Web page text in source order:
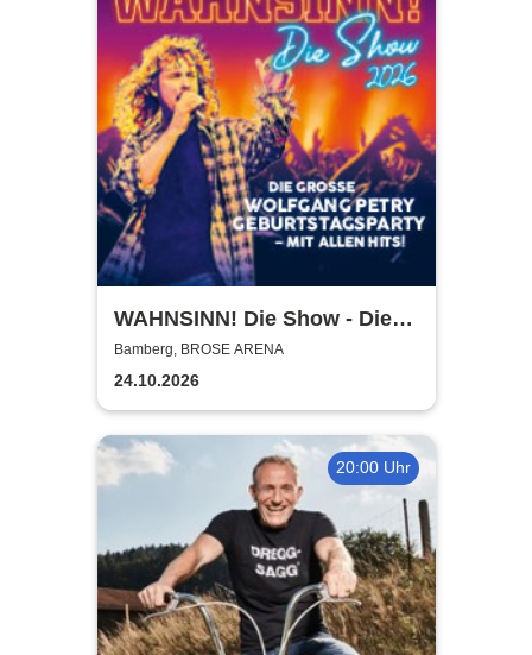
WAHNSINN! Die Show - Die
beste Wolfgang Petry Party
geht weiter - Tour 2026
Bamberg, BROSE ARENA
24.10.2026
20:00 Uhr